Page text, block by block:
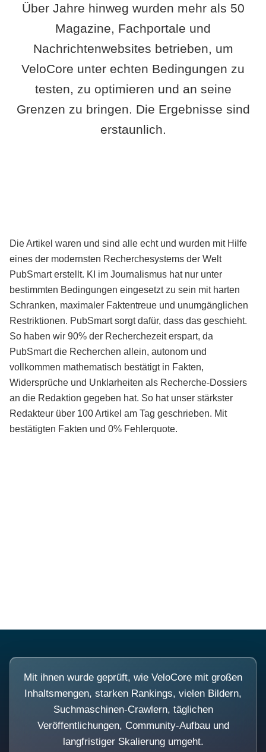
Über Jahre hinweg wurden mehr als 50
Magazine, Fachportale und
Nachrichtenwebsites betrieben, um
VeloCore unter echten Bedingungen zu
testen, zu optimieren und an seine
Grenzen zu bringen. Die Ergebnisse sind
erstaunlich.
Die Artikel waren und sind alle echt und wurden mit Hilfe
eines der modernsten Recherchesystems der Welt
PubSmart erstellt. KI im Journalismus hat nur unter
bestimmten Bedingungen eingesetzt zu sein mit harten
Schranken, maximaler Faktentreue und unumgänglichen
Restriktionen. PubSmart sorgt dafür, dass das geschieht.
So haben wir 90% der Recherchezeit erspart, da
PubSmart die Recherchen allein, autonom und
vollkommen mathematisch bestätigt in Fakten,
Widersprüche und Unklarheiten als Recherche-Dossiers
an die Redaktion gegeben hat. So hat unser stärkster
Redakteur über 100 Artikel am Tag geschrieben. Mit
bestätigten Fakten und 0% Fehlerquote.
Mit ihnen wurde geprüft, wie VeloCore mit großen
Inhaltsmengen, starken Rankings, vielen Bildern,
Suchmaschinen-Crawlern, täglichen
Veröffentlichungen, Community-Aufbau und
langfristiger Skalierung umgeht.